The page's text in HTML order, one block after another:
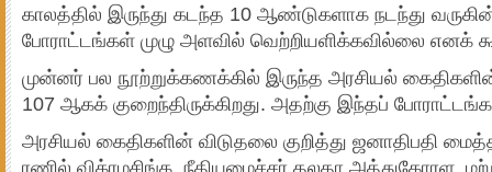
காலத்தில் இருந்து கடந்த 10 ஆண்டுகளாக நடந்து
போராட்டங்கள் முழு அளவில் வெற்றியளிக்கவில்லை எனக்
முன்னர் பல நூற்றுக்கணக்கில் இருந்த அரசியல்
107 ஆகக் குறைந்திருக்கிறது. அதற்கு இந்தப்
அரசியல் கைதிகளின் விடுதலை குறித்து ஜனாதிபதி
ரணில் விக்ரமசிங்க, நீதியமைச்சர் தலதா அத்துகோரள,